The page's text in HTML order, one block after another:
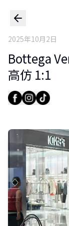
2025年10月2日
Bottega
高仿 1:1